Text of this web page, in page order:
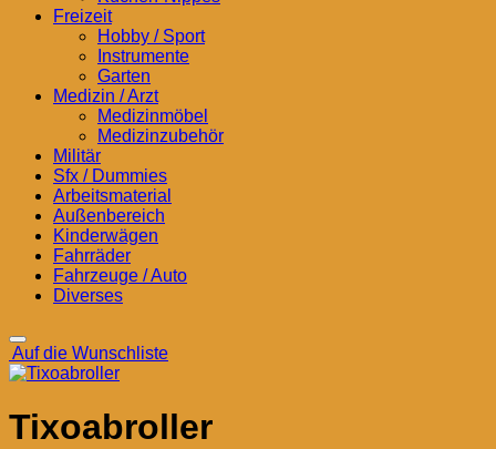
Freizeit
Hobby / Sport
Instrumente
Garten
Medizin / Arzt
Medizinmöbel
Medizinzubehör
Militär
Sfx / Dummies
Arbeitsmaterial
Außenbereich
Kinderwägen
Fahrräder
Fahrzeuge / Auto
Diverses
Auf die Wunschliste
Tixoabroller